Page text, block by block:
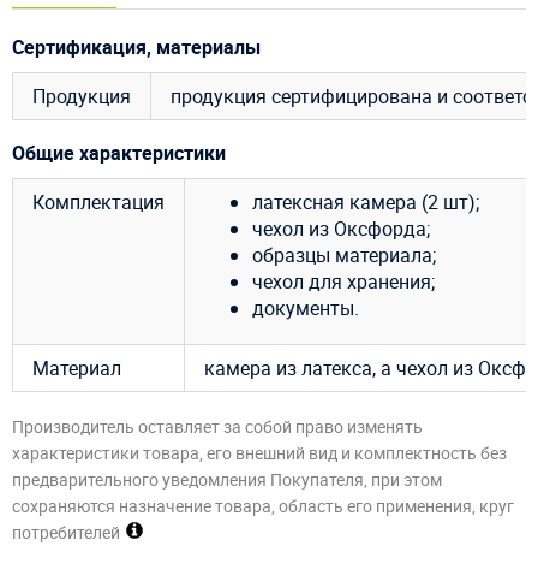
Сертификация, материалы
Продукция
продукция сертифицирована и
Общие характеристики
Комплектация
латексная камера (2 шт);
чехол из Оксфорда;
образцы материала;
чехол для хранения;
документы.
Материал камера из латекса, а чехол из
Производитель оставляет за собой право изменять
характеристики товара, его внешний вид и комплектность без
предварительного уведомления Покупателя, при этом
сохраняются назначение товара, область его применения, круг
потребителей